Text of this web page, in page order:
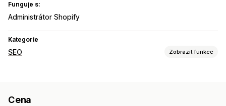
Funguje s:
Administrátor Shopify
Kategorie
SEO Zobrazit funkce
Cena